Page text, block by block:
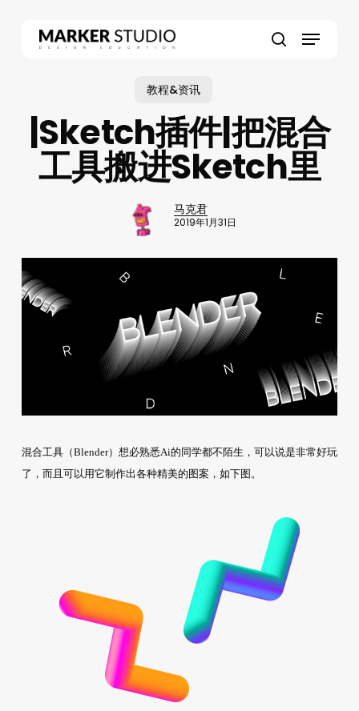
Menu
教程&资讯
|Sketch插件|把混合
工具搬进Sketch里
马克君
2019年1月31日
混合工具（Blender）想必熟悉Ai的同学都不陌生，可以说是非常好玩
了，而且可以用它制作出各种精美的图案，如下图。